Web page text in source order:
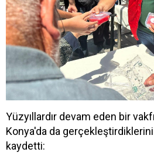
Yüzyıllardır devam eden bir
Konya'da da gerçekleştirdiklerini
kaydetti: